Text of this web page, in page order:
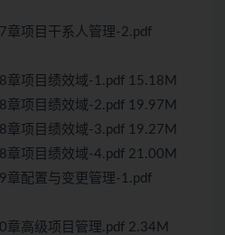
章项目干系人管理-2.pdf
章项目绩效域-1.pdf 15.18M
章项目绩效域-2.pdf 19.97M
章项目绩效域-3.pdf 19.27M
章项目绩效域-4.pdf 21.00M
章配置与变更管理-1.pdf
章高级项目管理.pdf 2.34M